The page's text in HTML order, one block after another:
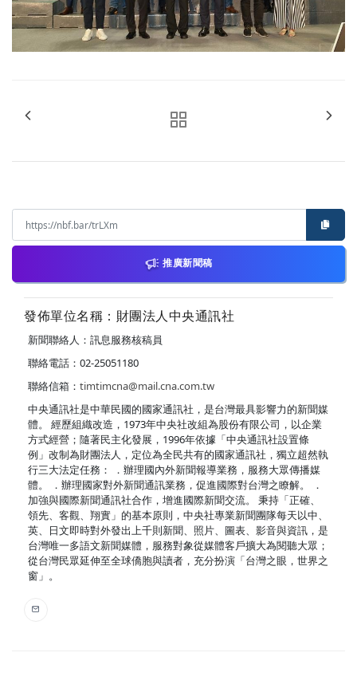
推廣新聞稿
發佈單位名稱：財團法人中央通訊社
新聞聯絡人：訊息服務核稿員
聯絡電話：02-25051180
聯絡信箱： timtimcna@mail.cna.com.tw
中央通訊社是中華民國的國家通訊社，是台灣最具影響力的新聞媒
體。 經歷組織改造，1973年中央社改組為股份有限公司，以企業
方式經營；隨著民主化發展，1996年依據「中央通訊社設置條
例」改制為財團法人，定位為全民共有的國家通訊社，獨立超然執
行三大法定任務： ．辦理國內外新聞報導業務，服務大眾傳播媒
體。 ．辦理國家對外新聞通訊業務，促進國際對台灣之瞭解。 ．
加強與國際新聞通訊社合作，增進國際新聞交流。 秉持「正確、
領先、客觀、翔實」的基本原則，中央社專業新聞團隊每天以中、
英、日文即時對外發出上千則新聞、照片、圖表、影音與資訊，是
台灣唯一多語文新聞媒體，服務對象從媒體客戶擴大為閱聽大眾；
從台灣民眾延伸至全球僑胞與讀者，充分扮演「台灣之眼，世界之
窗」。